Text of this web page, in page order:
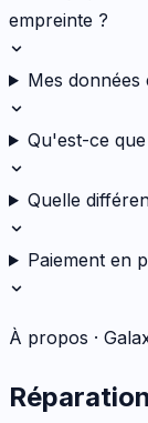
empreinte ?
Mes
Qu'est-ce
Quelle
Paiement en
À propos ·
Réparation